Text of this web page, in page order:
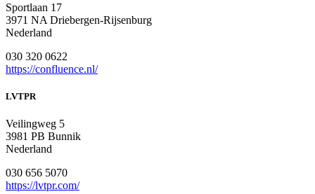
Sportlaan 17
3971 NA Driebergen-Rijsenburg
Nederland
030 320 0622
https://confluence.nl/
LVTPR
Veilingweg 5
3981 PB Bunnik
Nederland
030 656 5070
https://lvtpr.com/